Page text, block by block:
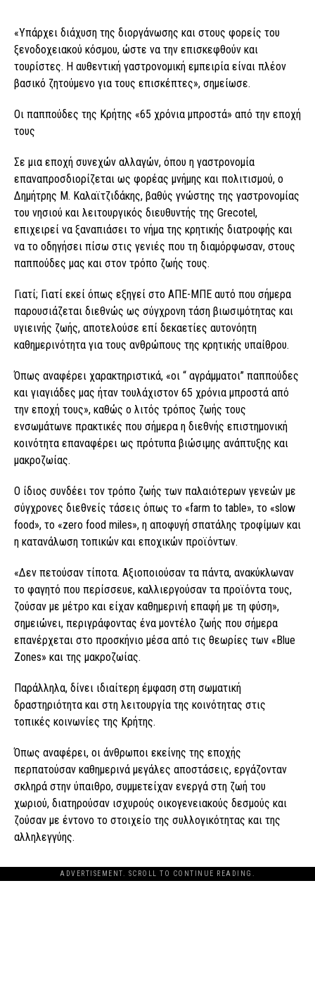
«Υπάρχει διάχυση της διοργάνωσης και στους φορείς του
ξενοδοχειακού κόσμου, ώστε να την επισκεφθούν και
τουρίστες. Η αυθεντική γαστρονομική εμπειρία είναι πλέον
βασικό ζητούμενο για τους επισκέπτες», σημείωσε.
Οι παππούδες της Κρήτης «65 χρόνια μπροστά» από την εποχή
τους
Σε μια εποχή συνεχών αλλαγών, όπου η γαστρονομία
επαναπροσδιορίζεται ως φορέας μνήμης και πολιτισμού, ο
Δημήτρης Μ. Καλαϊτζιδάκης, βαθύς γνώστης της γαστρονομίας
του νησιού και λειτουργικός διευθυντής της Grecotel,
επιχειρεί να ξαναπιάσει το νήμα της κρητικής διατροφής και
να το οδηγήσει πίσω στις γενιές που τη διαμόρφωσαν, στους
παππούδες μας και στον τρόπο ζωής τους.
Γιατί; Γιατί εκεί όπως εξηγεί στο ΑΠΕ-ΜΠΕ αυτό που σήμερα
παρουσιάζεται διεθνώς ως σύγχρονη τάση βιωσιμότητας και
υγιεινής ζωής, αποτελούσε επί δεκαετίες αυτονόητη
καθημερινότητα για τους ανθρώπους της κρητικής υπαίθρου.
Όπως αναφέρει χαρακτηριστικά, «οι “ αγράμματοι” παππούδες
και γιαγιάδες μας ήταν τουλάχιστον 65 χρόνια μπροστά από
την εποχή τους», καθώς ο λιτός τρόπος ζωής τους
ενσωμάτωνε πρακτικές που σήμερα η διεθνής επιστημονική
κοινότητα επαναφέρει ως πρότυπα βιώσιμης ανάπτυξης και
μακροζωίας.
Ο ίδιος συνδέει τον τρόπο ζωής των παλαιότερων γενεών με
σύγχρονες διεθνείς τάσεις όπως το «farm to table», το «slow
food», το «zero food miles», η αποφυγή σπατάλης τροφίμων και
η κατανάλωση τοπικών και εποχικών προϊόντων.
«Δεν πετούσαν τίποτα. Αξιοποιούσαν τα πάντα, ανακύκλωναν
το φαγητό που περίσσευε, καλλιεργούσαν τα προϊόντα τους,
ζούσαν με μέτρο και είχαν καθημερινή επαφή με τη φύση»,
σημειώνει, περιγράφοντας ένα μοντέλο ζωής που σήμερα
επανέρχεται στο προσκήνιο μέσα από τις θεωρίες των «Blue
Zones» και της μακροζωίας.
Παράλληλα, δίνει ιδιαίτερη έμφαση στη σωματική
δραστηριότητα και στη λειτουργία της κοινότητας στις
τοπικές κοινωνίες της Κρήτης.
Όπως αναφέρει, οι άνθρωποι εκείνης της εποχής
περπατούσαν καθημερινά μεγάλες αποστάσεις, εργάζονταν
σκληρά στην ύπαιθρο, συμμετείχαν ενεργά στη ζωή του
χωριού, διατηρούσαν ισχυρούς οικογενειακούς δεσμούς και
ζούσαν με έντονο το στοιχείο της συλλογικότητας και της
αλληλεγγύης.
ADVERTISEMENT. SCROLL TO CONTINUE READING.